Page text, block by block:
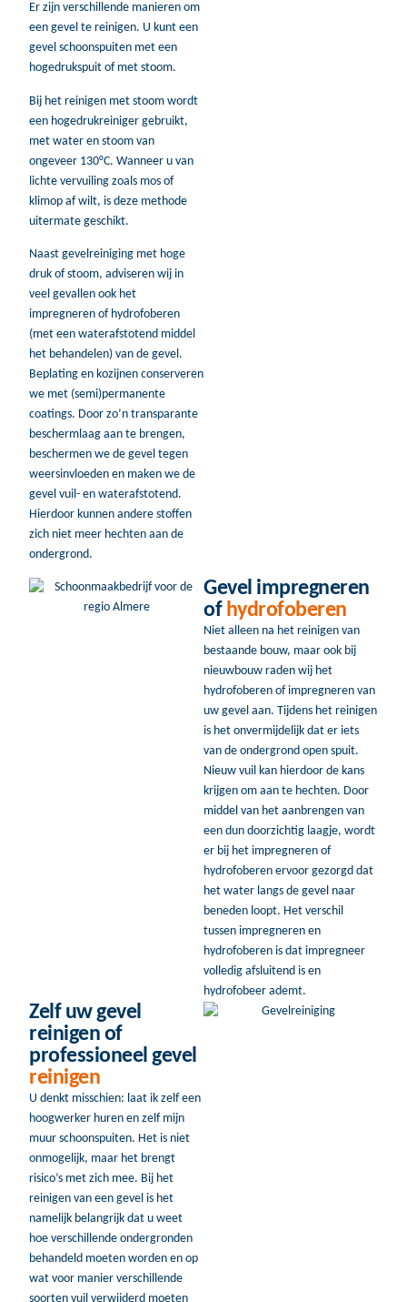
Er zijn verschillende manieren om
een gevel te reinigen. U kunt een
gevel schoonspuiten met een
hogedrukspuit of met stoom.
Bij het reinigen met stoom wordt
een hogedrukreiniger gebruikt,
met water en stoom van
ongeveer 130°C. Wanneer u van
lichte vervuiling zoals mos of
klimop af wilt, is deze methode
uitermate geschikt.
Naast gevelreiniging met hoge
druk of stoom, adviseren wij in
veel gevallen ook het
impregneren of hydrofoberen
(met een waterafstotend middel
het behandelen) van de gevel.
Beplating en kozijnen conserveren
we met (semi)permanente
coatings. Door zo’n transparante
beschermlaag aan te brengen,
beschermen we de gevel tegen
weersinvloeden en maken we de
gevel vuil- en waterafstotend.
Hierdoor kunnen andere stoffen
zich niet meer hechten aan de
ondergrond.
Gevel impregneren
of hydrofoberen
Niet alleen na het reinigen van
bestaande bouw, maar ook bij
nieuwbouw raden wij het
hydrofoberen of impregneren van
uw gevel aan. Tijdens het reinigen
is het onvermijdelijk dat er iets
van de ondergrond open spuit.
Nieuw vuil kan hierdoor de kans
krijgen om aan te hechten. Door
middel van het aanbrengen van
een dun doorzichtig laagje, wordt
er bij het impregneren of
hydrofoberen ervoor gezorgd dat
het water langs de gevel naar
beneden loopt. Het verschil
tussen impregneren en
hydrofoberen is dat impregneer
volledig afsluitend is en
hydrofobeer ademt.
Zelf uw gevel
reinigen of
professioneel gevel
reinigen
U denkt misschien: laat ik zelf een
hoogwerker huren en zelf mijn
muur schoonspuiten. Het is niet
onmogelijk, maar het brengt
risico’s met zich mee. Bij het
reinigen van een gevel is het
namelijk belangrijk dat u weet
hoe verschillende ondergronden
behandeld moeten worden en op
wat voor manier verschillende
soorten vuil verwijderd moeten